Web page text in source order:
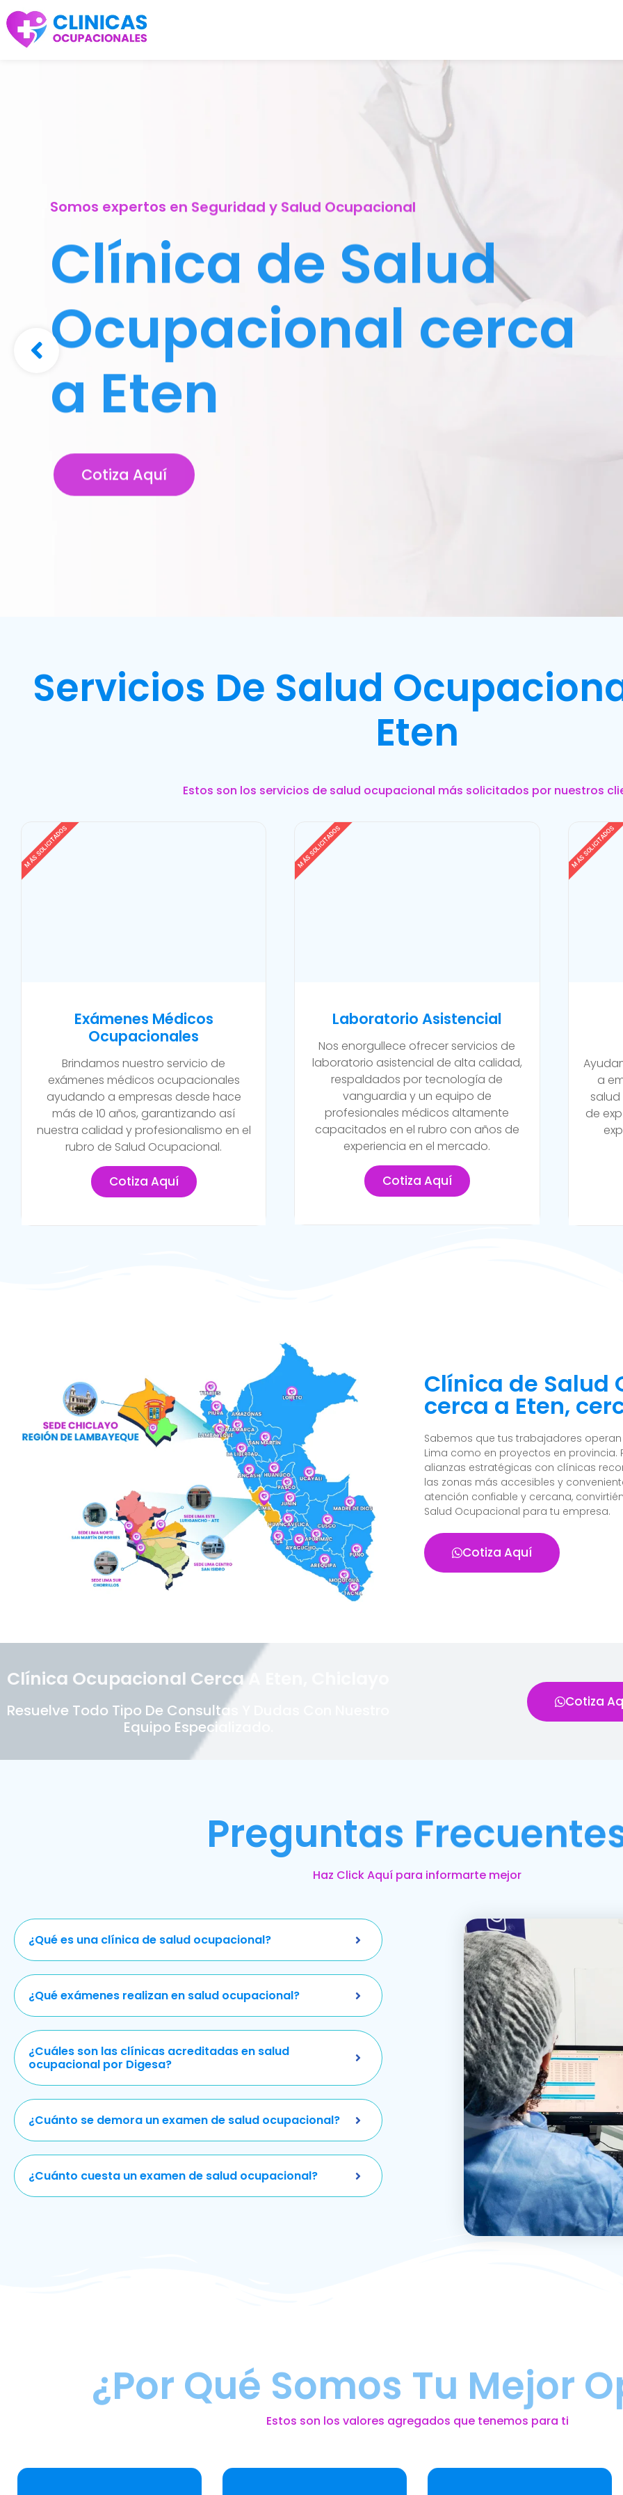
Somos expertos en Seguridad y Salud Ocupacional
Clínica de Salud
Ocupacional cerca
a Eten
Cotiza Aquí
Servicios De Salud
Eten
Estos son los servicios de salud ocupacional más solicitados por nuestros
Exámenes Médicos
Ocupacionales
Brindamos nuestro servicio de
exámenes médicos ocupacionales
ayudando a empresas desde hace
más de 10 años, garantizando así
nuestra calidad y profesionalismo en el
rubro de Salud Ocupacional.
Cotiza Aquí
MÁS SOLICITADOS
Laboratorio Asistencial
Nos enorgullece ofrecer servicios de
laboratorio asistencial de alta calidad,
respaldados por tecnología de
vanguardia y un equipo de
profesionales médicos altamente
capacitados en el rubro con años de
experiencia en el mercado.
Cotiza Aquí
MÁS SOLICITADOS
a
de
MÁS SOLICITADOS
Clínica de Salud
cerca a Eten,
Sabemos que tus trabajadores
Lima como en proyectos en provincia.
alianzas estratégicas con clínicas
las zonas más accesibles y
atención confiable y cercana,
Salud Ocupacional para tu empresa.
Cotiza Aquí
Clínica Ocupacional Cerca A Eten, Chiclayo
Resuelve Todo Tipo De Consultas Y Dudas Con Nuestro
Equipo Especializado.
Cotiza
Preguntas
Haz Click Aquí para informarte mejor
¿Qué es una clínica de salud ocupacional?
¿Qué exámenes realizan en salud ocupacional?
¿Cuáles son las clínicas acreditadas en salud
ocupacional por Digesa?
¿Cuánto se demora un examen de salud ocupacional?
¿Cuánto cuesta un examen de salud ocupacional?
¿Por Qué Somos Tu Mejor
Estos son los valores agregados que tenemos para ti